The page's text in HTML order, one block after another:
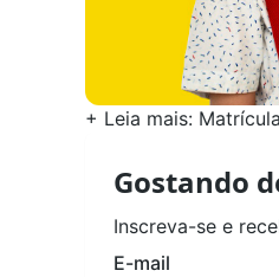
+ Leia mais:
Gostando
Inscreva-se e
E-mail